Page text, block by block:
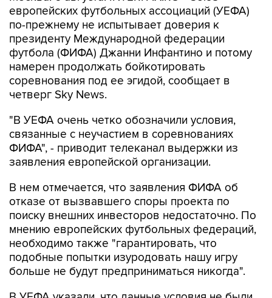
европейских футбольных ассоциаций (УЕФА)
по-прежнему не испытывает доверия к
президенту Международной федерации
футбола (ФИФА) Джанни Инфантино и потому
намерен продолжать бойкотировать
соревнования под ее эгидой, сообщает в
четверг Sky News.
"В УЕФА очень четко обозначили условия,
связанные с неучастием в соревнованиях
ФИФА", - приводит телеканал выдержки из
заявления европейской организации.
В нем отмечается, что заявления ФИФА об
отказе от вызвавшего споры проекта по
поиску внешних инвесторов недостаточно. По
мнению европейских футбольных федераций,
необходимо также "гарантировать, что
подобные попытки изуродовать нашу игру
больше не будут предприниматься никогда".